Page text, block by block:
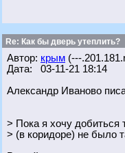
Re: Как бы дверь утеплить?
Автор: крым (---
Дата: 03-11-21 18:14
Александр Иваново
> Пока я хочу добиться
> (в коридоре) не было